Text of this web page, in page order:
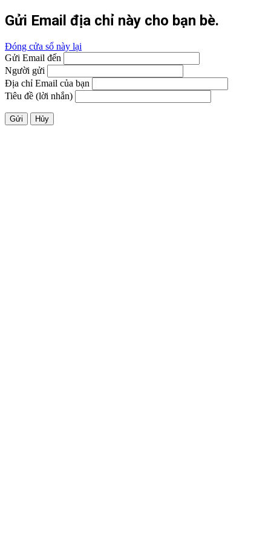
Gửi Email địa chỉ này cho bạn bè.
Đóng cửa sổ này lại
Gửi Email đến
Người gửi
Địa chỉ Email của bạn
Tiêu đề (lời nhắn)
Gửi Hủy